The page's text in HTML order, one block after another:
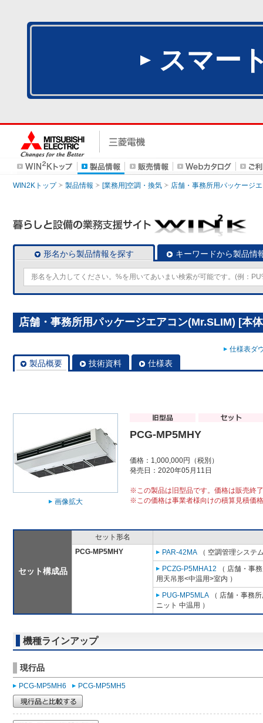
スマー
WIN2Kトップ 製品情報 [業務用]空調・換気 店舗・事務所用パッケージ
形名から製品情報を探す キーワードから製品情
店舗・事務所用パッケージエアコン(Mr.SLIM) [本
仕様表ダ
製品概要 技術資料 仕様表
画像拡大
PCG-MP5MHY
価格：1,000,000円（税別）
発売日：2020年05月11日
※この製品は旧型品です。価格は販売終
※この価格は事業者様向けの積算見積価
セット構成品
セット形名
PCG-MP5MHY
PAR-42MA （ 空調管理システ
PCZG-P5MHA12 （ 店舗・事
用天吊形<中温用>室内 ）
PUG-MP5MLA （ 店舗・事務
ニット 中温用 ）
機種ラインアップ
現行品
PCG-MP5MH6 PCG-MP5MH5